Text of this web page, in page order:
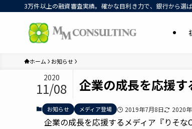
3万件以上の融資審査実績。確かな目利き力で、銀行から選
ホーム お知らせ
企業の成長を応援
2020
11/08
お知らせ メディア登場 2019年7月8日 2020
企業の成長を応援するメディア『りそ